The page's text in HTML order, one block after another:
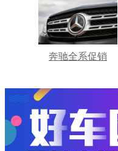
奔驰全系促销